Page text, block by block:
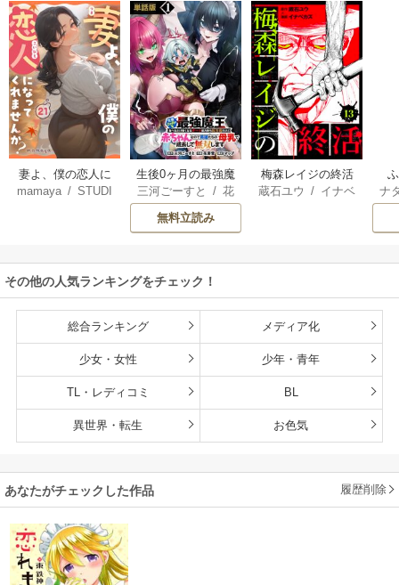
妻よ、僕の恋人に
なってくれません
mamaya /STUDI
生後0ヶ月の最強魔
王 食べるだけ強
くなるチート能力
持ち転生者だけど
雄たちの母乳で成
長して無双します
三河ごーすと /花
房雪 / マップ
無料立読み
梅森レイジの終活
蔵石ユウ / イナベ
ナ
その他の人気ランキングをチェック！
総合ランキング メディア化
少女・女性 少年・青年
TL・レディコミ BL
異世界・転生 お色気
あなたがチェックした作品 履歴削除